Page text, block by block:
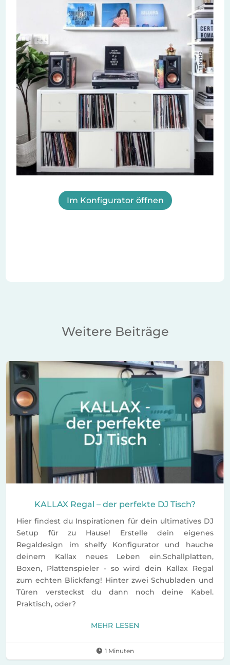
Im Konfigurator öffnen
Weitere Beiträge
KALLAX Regal – der perfekte DJ Tisch?
Hier findest du Inspirationen für dein ultimatives DJ
Setup für zu Hause! Erstelle dein eigenes
Regaldesign im shelfy Konfigurator und hauche
deinem Kallax neues Leben ein.Schallplatten,
Boxen, Plattenspieler - so wird dein Kallax Regal
zum echten Blickfang! Hinter zwei Schubladen und
Türen versteckst du dann noch deine Kabel.
Praktisch, oder?
MEHR LESEN
 1 Minuten